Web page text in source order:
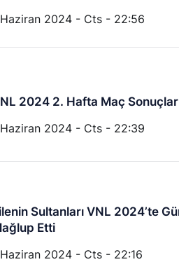
Haziran 2024 - Cts - 22:56
2024 2. Hafta Maç
Haziran 2024 - Cts - 22:39
Sultanları VNL 2024’te
Etti
2024 - Cts - 22:16